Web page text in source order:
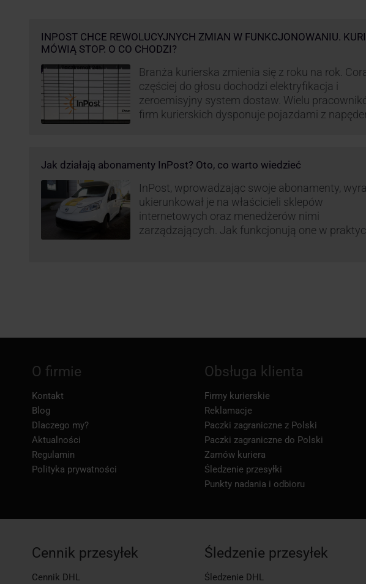
INPOST CHCE REWOLUCYJNYCH ZMIAN W FUNKCJONOWANIU.
MÓWIĄ STOP. O CO CHODZI?
Branża kurierska zmienia się z roku na rok.
częściej do głosu dochodzi elektryfikacja i
zeroemisyjny system dostaw. Wielu
firm kurierskich dysponuje pojazdami z
postanowił wprowadzić również InPost. To
wzbudziło ogromny sprzeciw pracowników …
Jak działają abonamenty InPost? Oto, co warto wiedzieć
InPost, wprowadzając swoje abonamenty,
ukierunkował je na właścicieli sklepów
internetowych oraz menedżerów nimi
zarządzających. Jak funkcjonują one w
O firmie
Kontakt
Blog
Dlaczego my?
Aktualności
Regulamin
Polityka prywatności
Obsługa klienta
Firmy kurierskie
Reklamacje
Paczki zagraniczne z Polski
Paczki zagraniczne do Polski
Zamów kuriera
Śledzenie przesyłki
Punkty nadania i odbioru
Cennik przesyłek
Cennik DHL
Śledzenie przesyłek
Śledzenie DHL